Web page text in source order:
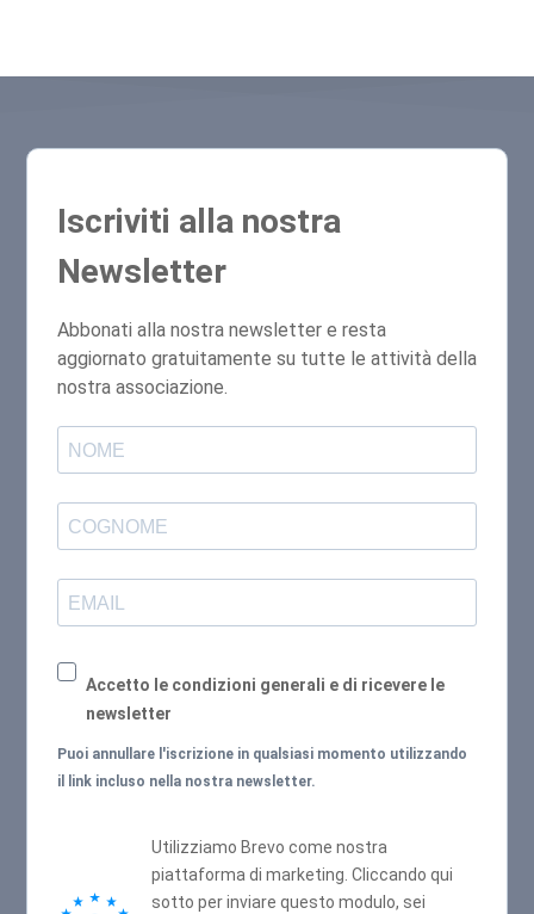
Iscriviti alla nostra
Newsletter
Abbonati alla nostra newsletter e resta
aggiornato gratuitamente su tutte le attività della
nostra associazione.
Accetto le condizioni generali e di ricevere le
newsletter
Puoi annullare l'iscrizione in qualsiasi momento utilizzando
il link incluso nella nostra newsletter.
Utilizziamo Brevo come nostra
piattaforma di marketing. Cliccando qui
sotto per inviare questo modulo, sei